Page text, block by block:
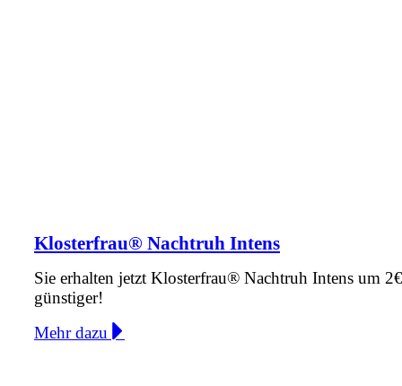
Klosterfrau® Nachtruh Intens
Sie erhalten jetzt Klosterfrau® Nachtruh Intens um 2€
günstiger!
Mehr dazu